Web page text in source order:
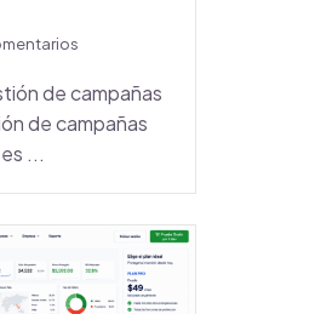
de campañas
de campañas
...